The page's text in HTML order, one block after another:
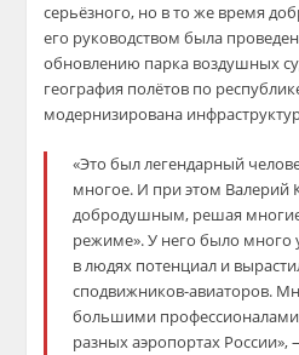
серьёзного, но в то же время
его руководством была
обновлению парка воздушных
география полётов по
модернизирована
«Это был легендарный
многое. И при этом Валерий
добродушным, решая
режиме». У него было много
в людях потенциал и
сподвижников-авиаторов.
большими
разных аэропортах